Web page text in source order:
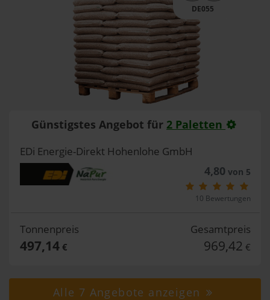
DE055
Günstigstes Angebot für 2 Paletten
EDi Energie-Direkt Hohenlohe GmbH
4,80 von 5
10 Bewertungen
Tonnenpreis
497,14€
Gesamtpreis
969,42 €
Alle 7 Angebote anzeigen